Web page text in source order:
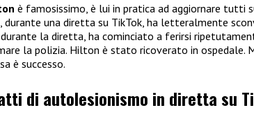
è famosissimo, è lui in pratica ad aggiornare tutti
durante una diretta su TikTok, ha letteralmente
la diretta, ha cominciato a ferirsi
la polizia. Hilton è stato ricoverato in ospedale.
è successo.
di autolesionismo in diretta su